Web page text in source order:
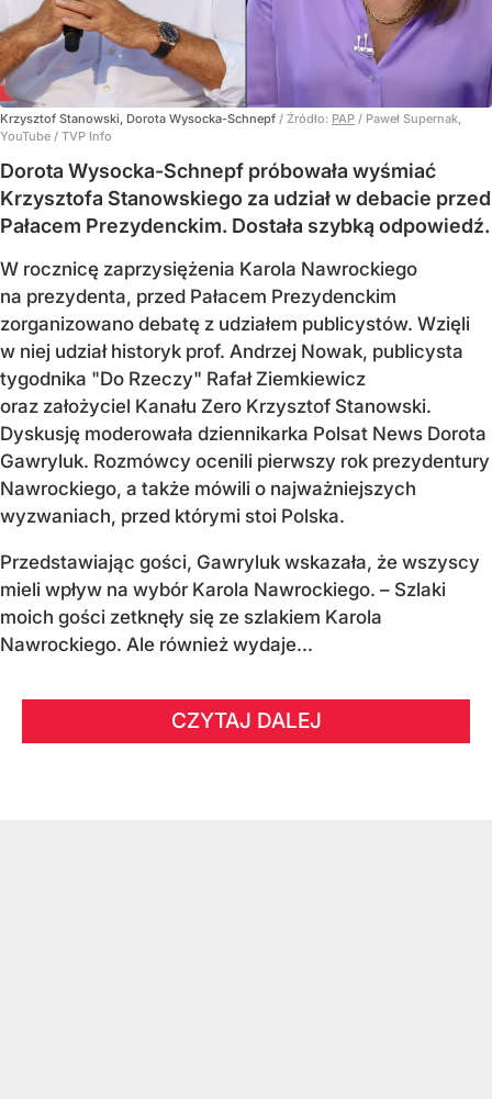
Krzysztof Stanowski, Dorota Wysocka-Schnepf / Źródło: PAP / Paweł Supernak,
YouTube / TVP Info
Dorota Wysocka-Schnepf próbowała wyśmiać
Krzysztofa Stanowskiego za udział w debacie przed
Pałacem Prezydenckim. Dostała szybką odpowiedź.
W rocznicę zaprzysiężenia Karola Nawrockiego
na prezydenta, przed Pałacem Prezydenckim
zorganizowano debatę z udziałem publicystów. Wzięli
w niej udział historyk prof. Andrzej Nowak, publicysta
tygodnika "Do Rzeczy" Rafał Ziemkiewicz
oraz założyciel Kanału Zero Krzysztof Stanowski.
Dyskusję moderowała dziennikarka Polsat News Dorota
Gawryluk. Rozmówcy ocenili pierwszy rok prezydentury
Nawrockiego, a także mówili o najważniejszych
wyzwaniach, przed którymi stoi Polska.
Przedstawiając gości, Gawryluk wskazała, że wszyscy
mieli wpływ na wybór Karola Nawrockiego. – Szlaki
moich gości zetknęły się ze szlakiem Karola
Nawrockiego. Ale również wydaje...
CZYTAJ DALEJ